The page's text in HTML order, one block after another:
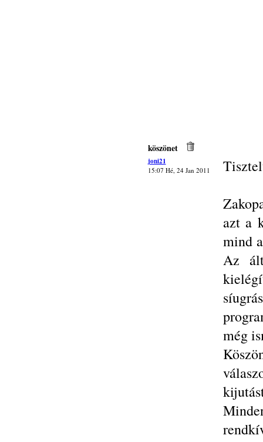
köszönet
joni21
15:07 Hé, 24 Jan 2011
azt a
mind
Az
még